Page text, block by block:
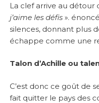
La clef arrive au détour
j’aime les défis ».
silences, donnant plus
échappe comme une
Talon d’Achille ou
C’est donc ce goût de
fait quitter le pays des